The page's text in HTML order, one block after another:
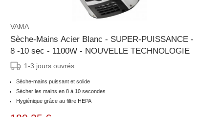
VAMA
Sèche-Mains Acier Blanc - SUPER-PUISSANCE -
8 -10 sec - 1100W - NOUVELLE TECHNOLOGIE
1-3 jours ouvrés
Sèche-mains puissant et solide
Sécher les mains en 8 à 10 secondes
Hygiénique grâce au filtre HEPA